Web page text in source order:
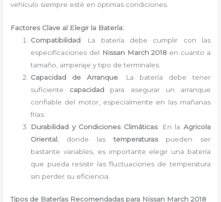
vehículo siempre esté en óptimas condiciones.
Factores Clave al Elegir la Batería:
Compatibilidad: La batería debe cumplir con las
especificaciones del Nissan March 2018 en cuanto a
tamaño, amperaje y tipo de terminales.
Capacidad de Arranque: La batería debe tener
suficiente capacidad para asegurar un arranque
confiable del motor, especialmente en las mañanas
frías.
Durabilidad y Condiciones Climáticas: En la Agricola
Oriental , donde lastemperaturaspueden ser
bastante variables, es importante elegir una batería
que pueda resistir las fluctuaciones de temperatura
sin perder su eficiencia.
Tipos de Baterías Recomendadas para Nissan March 2018